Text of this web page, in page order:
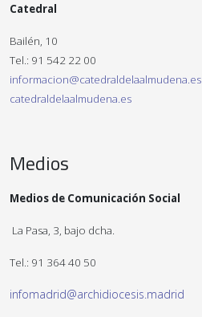
Catedral
Bailén, 10
Tel.: 91 542 22 00
informacion@catedraldelaalmudena.es
catedraldelaalmudena.es
Medios
Medios de Comunicación Social
La Pasa, 3, bajo dcha.
Tel.: 91 364 40 50
infomadrid@archidiocesis.madrid